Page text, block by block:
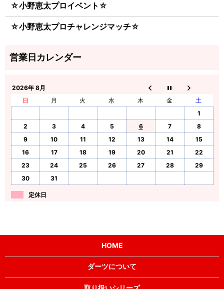
☆小野恵太プロイベント☆
☆小野恵太プロチャレンジマッチ☆
2026年 8月
日
月 火 水 木 金
土
1
2
3 4 5 6 7
8
9
10 11 12 13 14
15
16
17 18 19 20 21
22
23
24 25 26 27 28
29
30
31
定休日
HOME
ダーツについて